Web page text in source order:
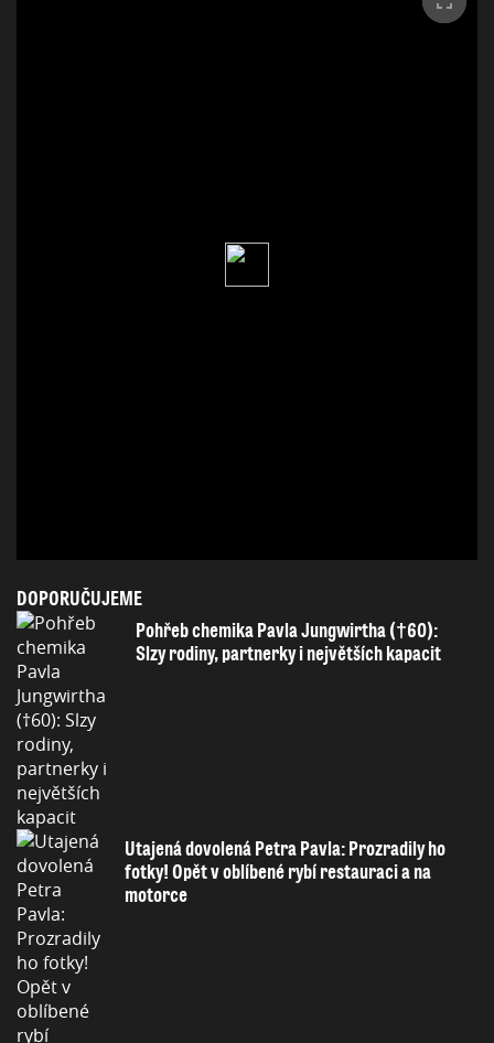
DOPORUČUJEME
Pohřeb chemika Pavla Jungwirtha (†60):
Slzy rodiny, partnerky i největších kapacit
Utajená dovolená Petra Pavla: Prozradily ho
fotky! Opět v oblíbené rybí restauraci a na
motorce